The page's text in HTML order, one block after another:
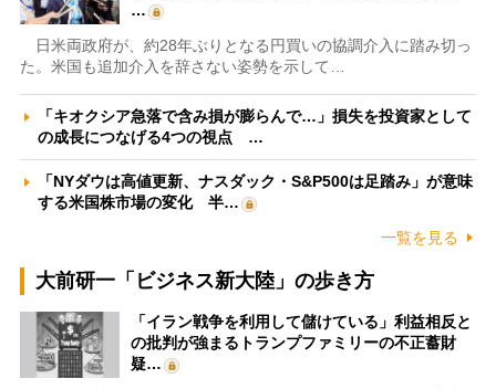
…
日米両政府が、約28年ぶりとなる円買いの協調介入に踏み切っ
た。米国も追加介入を辞さない姿勢を示して…
「キオクシア急落で含み損が膨らんで…」損失を投資家として
の成長につなげる4つの視点 …
「NYダウは高値更新、ナスダック・S&P500は足踏み」が意味
する米国株市場の変化 半…
一覧を見る
大前研一「ビジネス新大陸」の歩き方
「イラン戦争を利用して儲けている」利益相反と
の批判が強まるトランプファミリーの不正蓄財
疑…